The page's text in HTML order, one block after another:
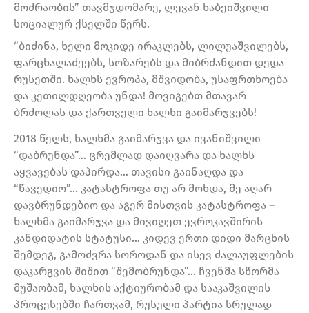
მოძრაობის” თავმჯდომარე, ლევან ხაბეიშვილი
სოციალურ ქსელში წერს.
“ბიძინა, ხელი მოკიდე ირაკლებს, ლილუაშვილებს,
ფარცხალაძეებს, სოზარებს და მიბრძანდით დედა
რუსეთში. ხალხს ევროპა, მშვიდობა, უსაფრთხოება
და კეთილდღეობა უნდა! მოვიგებთ მთავარ
ბრძოლას და ქართველი ხალხი გაიმარჯვებს!
2018 წელს, ხალხმა გაიმარჯვა და ივანიშვილი
“დაბრუნდა”… ცრემლად დაიღვარა და ხალხს
აყვავებას დაპირდა… თავისი გაინაღდა და
“წავედიო”… კატასტროფა თუ არ მოხდა, მე აღარ
დავბრუნდებიო და აგერ მისთვის კატასტროფა –
ხალხმა გაიმარჯვა და მივიღეთ ევროკავშირის
კანდიდატის სტატუსი… კიდევ ერთი დიდი მარცხის
შემდეგ, გამოძვრა სოროდან და ისევ ძალაუფლების
დაკარგვის შიშით “შემობრუნდა”… ჩვენმა სწორმა
მუშაობამ, ხალხის აქტიურობამ და სააკაშვილის
პროცესებში ჩართვამ, რუსული პარტია სრულად